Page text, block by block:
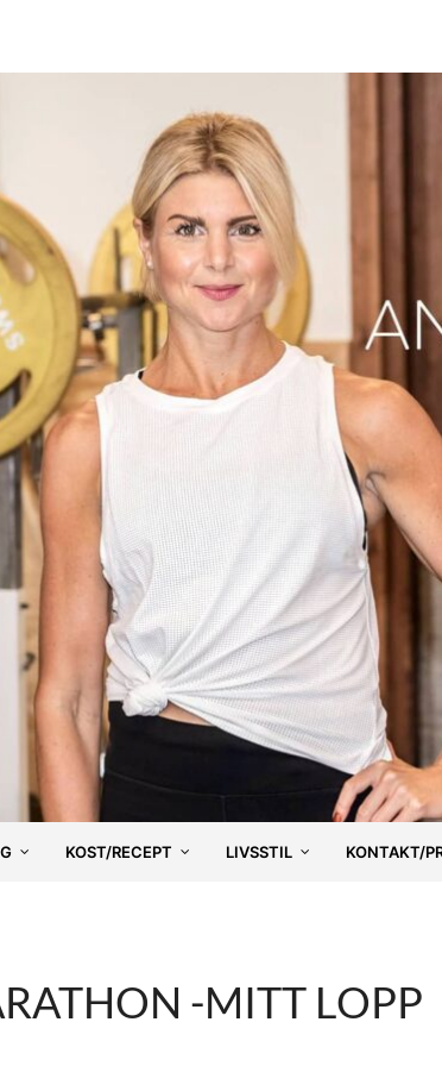
KOST/RECEPT LIVSSTIL KONTAKT/
-MITT LOPP